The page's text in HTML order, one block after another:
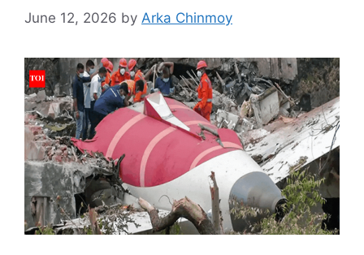
June 12, 2026 by Arka Chinmoy